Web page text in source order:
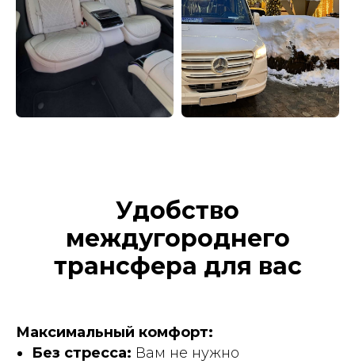
Удобство
междугороднего
трансфера для вас
Максимальный комфорт:
Без стресса: Вам не нужно